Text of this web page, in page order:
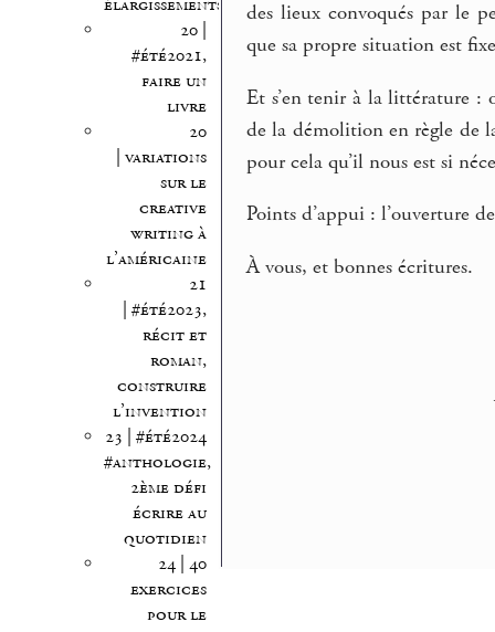
élargissements
20 |
#été2021,
faire un
livre
20
| variations
sur le
creative
writing à
l’américaine
21
| #été2023,
récit et
roman,
construire
l’invention
23 | #été2024
#anthologie,
2ème défi
écrire au
quotidien
24 | 40
exercices
pour le
des lieux convoqués par le
que sa propre situation est
Et s’en tenir à la littérature :
de la démolition en règle de
pour cela qu’il nous est si
Points d’appui : l’ouverture
À vous, et bonnes écritures.